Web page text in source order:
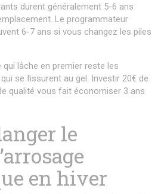
durent généralement 5-6 ans
Le programmateur
6-7 ans si vous changez les piles
lâche en premier reste les
se fissurent au gel. Investir 20€ de
qualité vous fait économiser 3 ans
le
en hiver